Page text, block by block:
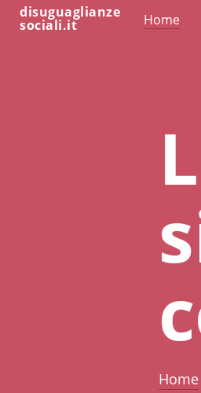
disuguaglianze
sociali.it Home
Home